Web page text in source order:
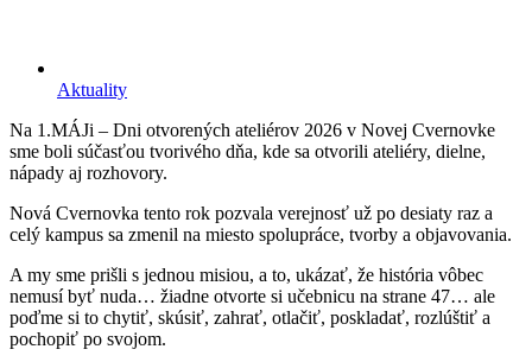
Aktuality
Na 1.MÁJi – Dni otvorených ateliérov 2026 v Novej Cvernovke
sme boli súčasťou tvorivého dňa, kde sa otvorili ateliéry, dielne,
nápady aj rozhovory.
Nová Cvernovka tento rok pozvala verejnosť už po desiaty raz a
celý kampus sa zmenil na miesto spolupráce, tvorby a objavovania.
A my sme prišli s jednou misiou, a to, ukázať, že história vôbec
nemusí byť nuda… žiadne otvorte si učebnicu na strane 47… ale
poďme si to chytiť, skúsiť, zahrať, otlačiť, poskladať, rozlúštiť a
pochopiť po svojom.